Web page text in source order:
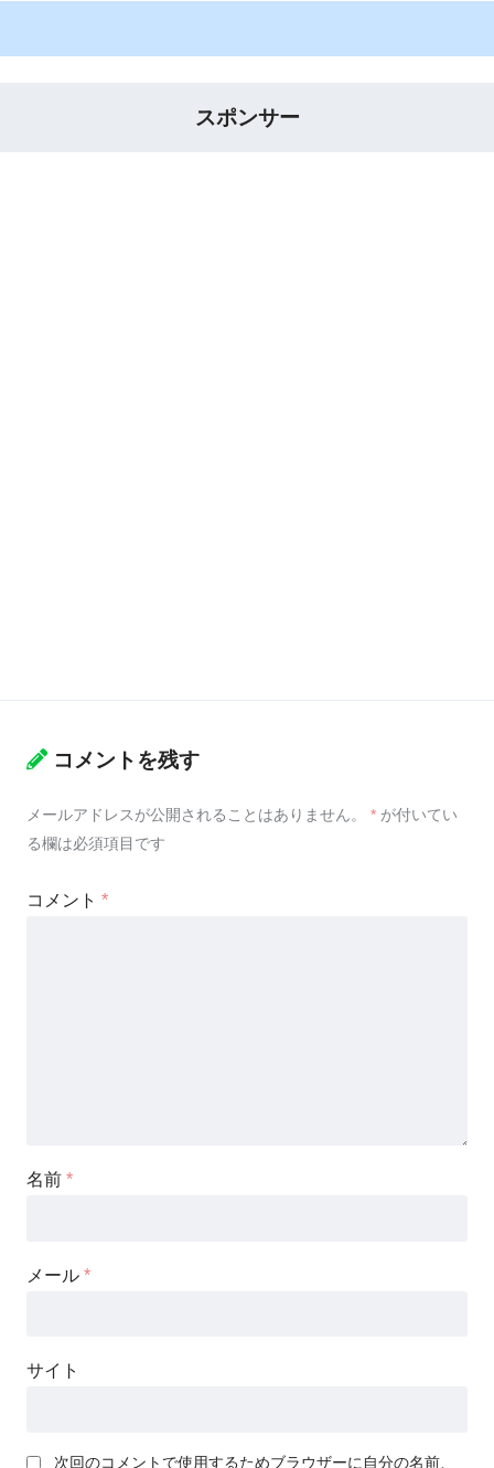
スポンサー
コメントを残す
メールアドレスが公開されることはありません。 * が付いてい
る欄は必須項目です
コメント *
名前 *
メール *
サイト
次回のコメントで使用するためブラウザーに自分の名前、